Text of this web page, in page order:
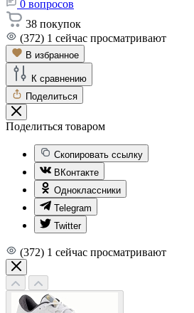
0 вопросов
38 покупок
(372) 1 сейчас просматривают
В избранное
К сравнению
Поделиться
Поделиться товаром
Скопировать ссылку
ВКонтакте
Одноклассники
Telegram
Twitter
(372) 1 сейчас просматривают